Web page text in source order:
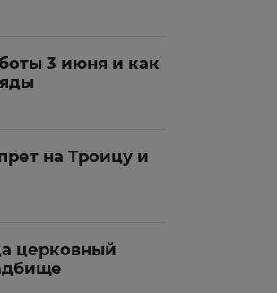
3 июня и как
на Троицу и
церковный